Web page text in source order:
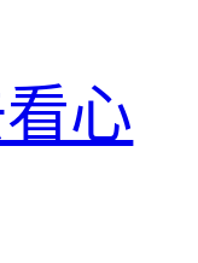
心